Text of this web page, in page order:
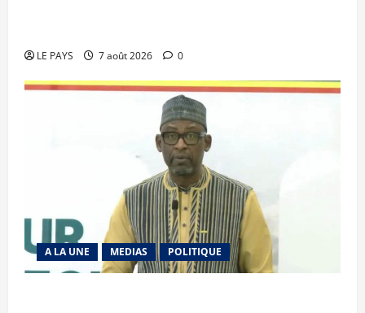
LE PAYS 7 août 2026 0
A LA UNE MEDIAS POLITIQUE